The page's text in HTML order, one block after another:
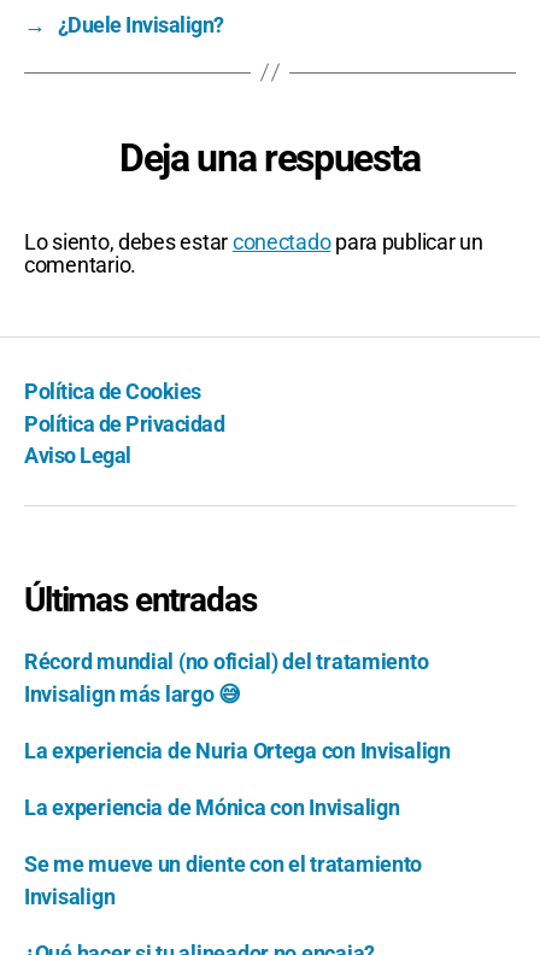
→
¿Duele Invisalign?
Deja una respuesta
Lo siento, debes estarconectadopara publicar un
comentario.
Política de Cookies
Política de Privacidad
Aviso Legal
Últimas entradas
Récord mundial (no oficial) del tratamiento
Invisalign más largo 😅
La experiencia de Nuria Ortega con Invisalign
La experiencia de Mónica con Invisalign
Se me mueve un diente con el tratamiento
Invisalign